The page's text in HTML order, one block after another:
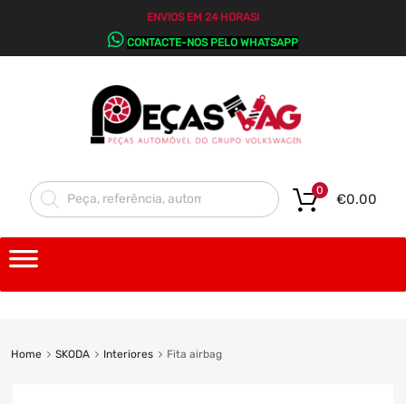
ENVIOS EM 24 HORAS!
CONTACTE-NOS PELO WHATSAPP
€0.00
0
Home SKODA Interiores Fita airbag